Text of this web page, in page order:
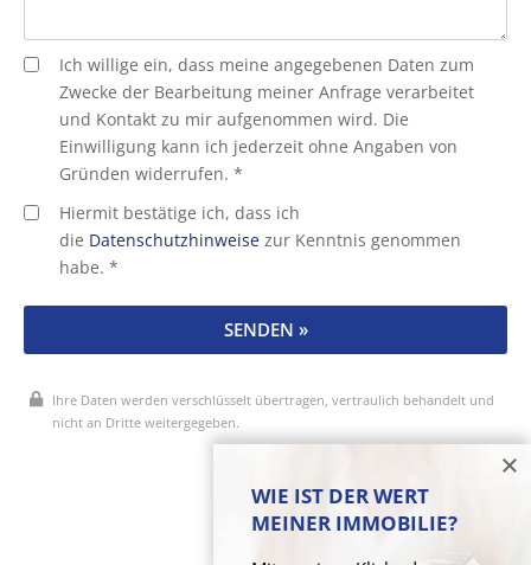
Ich willige ein, dass meine angegebenen Daten zum
Zwecke der Bearbeitung meiner Anfrage verarbeitet
und Kontakt zu mir aufgenommen wird. Die
Einwilligung kann ich jederzeit ohne Angaben von
Gründen widerrufen. *
Hiermit bestätige ich, dass ich
die Datenschutzhinweise zur Kenntnis genommen
habe. *
SENDEN »
Ihre Daten werden verschlüsselt übertragen, vertraulich behandelt und
nicht an Dritte weitergegeben.
WIE IST DER WERT
MEINER IMMOBILIE?